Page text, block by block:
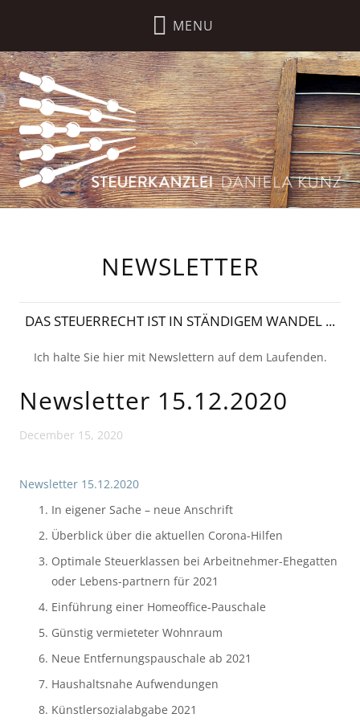
NEWSLETTER
DAS STEUERRECHT IST IN STÄNDIGEM WANDEL ...
Ich halte Sie hier mit Newslettern auf dem Laufenden.
Newsletter 15.12.2020
December 15, 2020
Newsletter 15.12.2020
In eigener Sache – neue Anschrift
Überblick über die aktuellen Corona-Hilfen
Optimale Steuerklassen bei Arbeitnehmer-Ehegatten
oder Lebens-partnern für 2021
Einführung einer Homeoffice-Pauschale
Günstig vermieteter Wohnraum
Neue Entfernungspauschale ab 2021
Haushaltsnahe Aufwendungen
Künstlersozialabgabe 2021